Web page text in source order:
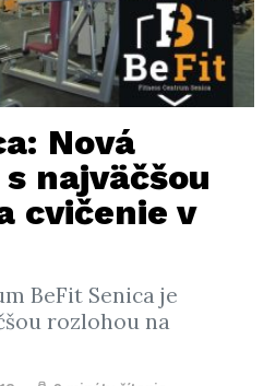
Nová
najväčšou
cvičenie v
BeFit Senica je
rozlohou na